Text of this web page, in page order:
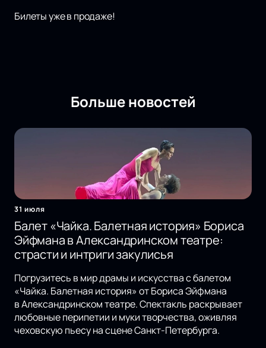
Билеты уже в продаже!
Больше новостей
31 июля
Балет «Чайка. Балетная история» Бориса
Эйфмана в Александринском театре:
страсти и интриги закулисья
Погрузитесь в мир драмы и искусства с балетом
«Чайка. Балетная история» от Бориса Эйфмана
в Александринском театре. Спектакль раскрывает
любовные перипетии и муки творчества, оживляя
чеховскую пьесу на сцене Санкт-Петербурга.